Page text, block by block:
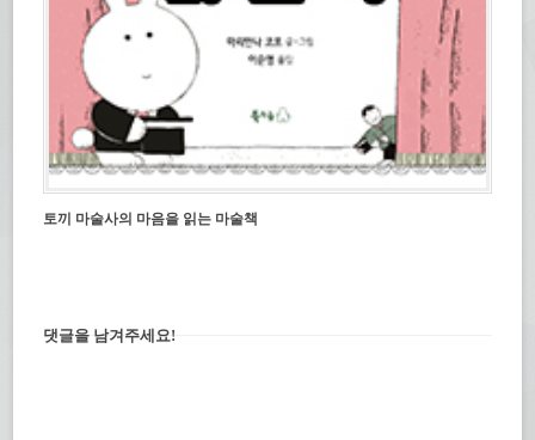
토끼 마술사의 마음을 읽는 마술책
댓글을 남겨주세요!